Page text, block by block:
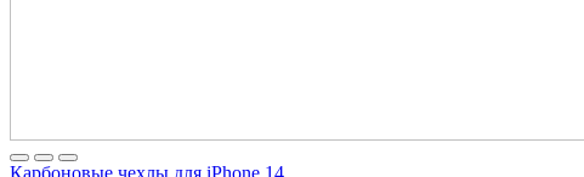
Карбоновые чехлы для iPhone 14